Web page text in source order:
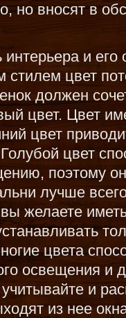
но вносят в
интерьера и
стилем цвет
должен
цвет. Цвет
цвет
цвет
поэтому
лучше
желаете
цвета
освещения и
и
из нее